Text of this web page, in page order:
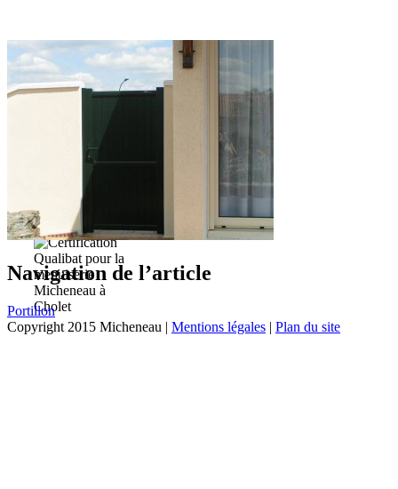
Navigation de l’article
Portillon
Copyright 2015 Micheneau | Mentions légales | Plan du site